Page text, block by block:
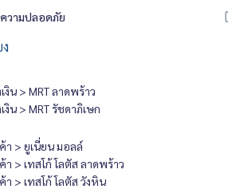
วามปลอดภัย
งิน > MRT ลาดพร้าว
งิน > MRT รัชดาภิเษก
า > ยูเนี่ยน มอลล์
> เทสโก้ โลตัส ลาดพร้าว
> เทสโก้ โลตัส วังหิน